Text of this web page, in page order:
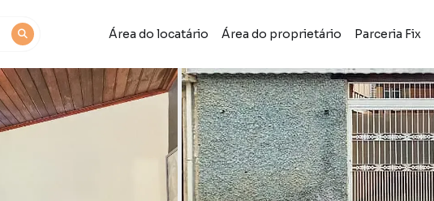
Área do locatário Área do proprietário Parceria Fix